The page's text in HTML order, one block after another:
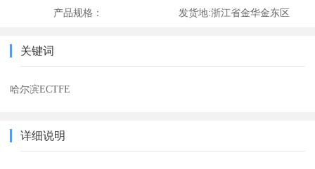
产品规格： 发货地:浙江省金华金东区
关键词
哈尔滨ECTFE
详细说明